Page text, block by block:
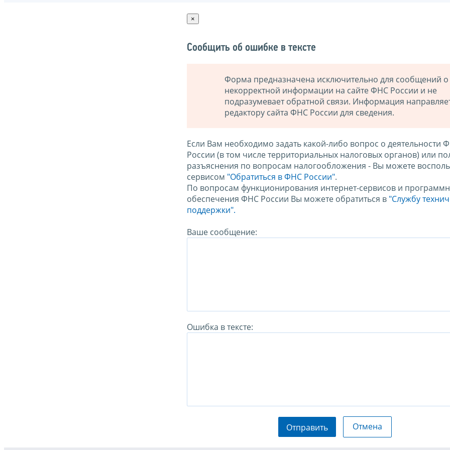
×
Сообщить об ошибке в тексте
Форма предназначена исключительно для сообщений о
некорректной информации на сайте ФНС России и не
подразумевает обратной связи. Информация
редактору сайта ФНС России для сведения.
Если Вам необходимо задать какой-либо вопрос о деятельности
России (в том числе территориальных налоговых органов) или
разъяснения по вопросам налогообложения - Вы можете
сервисом "Обратиться в ФНС России".
По вопросам функционирования интернет-сервисов и
обеспечения ФНС России Вы можете обратиться в "Службу
поддержки".
Ваше сообщение:
Ошибка в тексте:
Отправить Отмена